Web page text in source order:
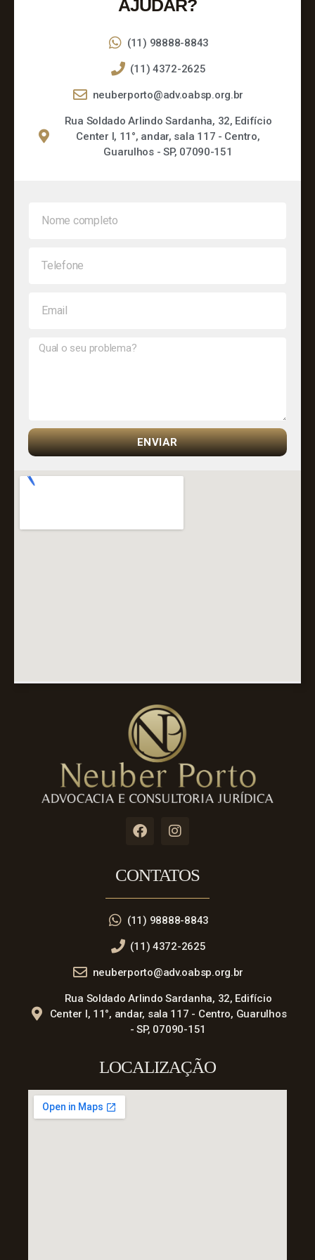
AJUDAR?
(11) 98888-8843
(11) 4372-2625
neuberporto@adv.oabsp.org.br
Rua Soldado Arlindo Sardanha, 32, Edifício
Center I, 11°, andar, sala 117 - Centro,
Guarulhos - SP, 07090-151
ENVIAR
CONTATOS
(11) 98888-8843
(11) 4372-2625
neuberporto@adv.oabsp.org.br
Rua Soldado Arlindo Sardanha, 32, Edifício
Center I, 11°, andar, sala 117 - Centro, Guarulhos
- SP, 07090-151
LOCALIZAÇÃO